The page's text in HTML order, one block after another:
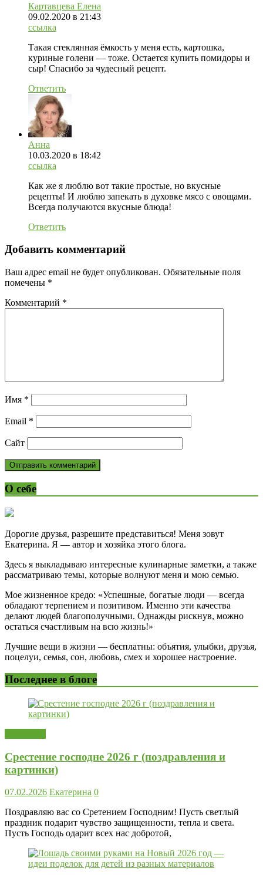
Картавцева Елена
09.02.2020 в 21:43
ссылка
Такая стеклянная ёмкость у меня есть, картошка,
куриные голени — тоже. Остается купить помидоры и
сыр! Спасибо за чудесный рецепт.
Ответить
Анна
10.03.2020 в 18:42
ссылка
Как же я люблю вот такие простые, но вкусные
рецепты! И люблю запекать в духовке мясо с овощами.
Всегда получаются вкусные блюда!
Ответить
Добавить комментарий
Ваш адрес email не будет опубликован. Обязательные поля
помечены *
Комментарий *
Имя *
Email *
Сайт
О себе
Дорогие друзья, разрешите представиться! Меня зовут
Екатерина. Я — автор и хозяйка этого блога.
Здесь я выкладываю интересные кулинарные заметки, а также
рассматриваю темы, которые волнуют меня и мою семью.
Мое жизненное кредо: «Успешные, богатые люди — всегда
обладают терпением и позитивом. Именно эти качества
делают людей благополучными. Однажды рискнув, можно
остаться счастливым на всю жизнь!»
Лучшие вещи в жизни — бесплатны: объятия, улыбки, друзья,
поцелуи, семья, сон, любовь, смех и хорошее настроение.
Последнее в блоге
Срестение господне 2026 г (поздравления и
картинки)
07.02.2026 Екатерина 0
Поздравляю вас со Сретением Господним! Пусть светлый
праздник подарит чувство защищенности, тепла и света.
Пусть Господь одарит всех нас добротой,